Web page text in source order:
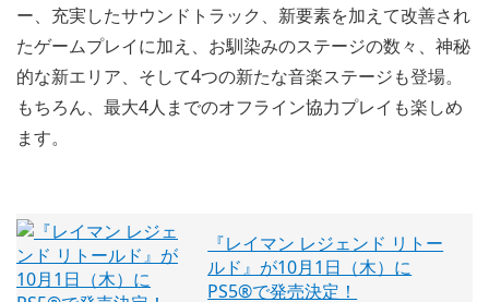
ー、充実したサウンドトラック、新要素を加えて改善され
たゲームプレイに加え、お馴染みのステージの数々、神秘
的な新エリア、そして4つの新たな音楽ステージも登場。
もちろん、最大4人までのオフライン協力プレイも楽しめ
ます。
『レイマン レジェンド リトー
ルド』が10月1日（木）に
PS5®で発売決定！